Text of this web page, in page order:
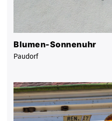
Blumen-Sonnenuhr
Paudorf